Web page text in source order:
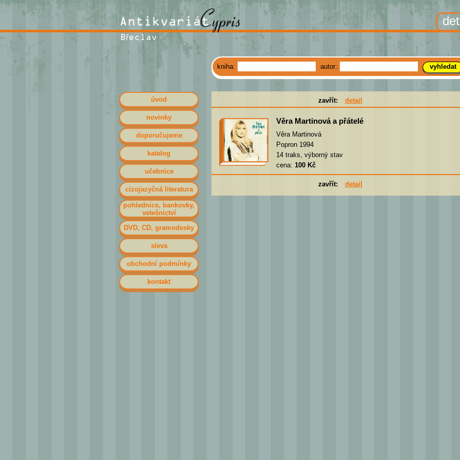
zavřít: detail
Věra Martinová a přátelé
Věra Martinová
Popron 1994
14 traks, výborný stav
cena: 100 Kč
zavřít: detail
kniha: autor:
úvod
novinky
doporučujeme
katalog
učebnice
cizojazyčná literatura
pohlednice, bankovky,
vetešnictví
DVD, CD, gramodesky
sleva
obchodní podmínky
kontakt